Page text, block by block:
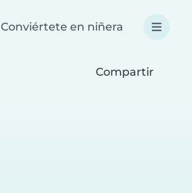
Conviértete en niñera
Compartir